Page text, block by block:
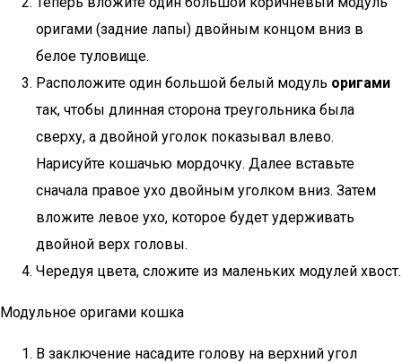
оригами (задние лапы) двойным концом вниз в
белое туловище.
Расположите один большой белый модуль оригами
так, чтобы длинная сторона треугольника была
сверху, а двойной уголок показывал влево.
Нарисуйте кошачью мордочку. Далее вставьте
сначала правое ухо двойным уголком вниз. Затем
вложите левое ухо, которое будет удерживать
двойной верх головы.
Чередуя цвета, сложите из маленьких модулей хвост.
Модульное оригами кошка
В заключение насадите голову на верхний угол